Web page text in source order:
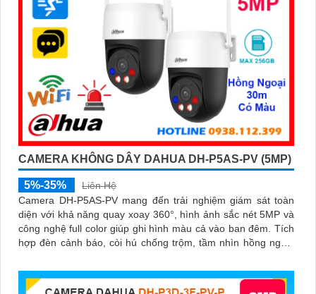
CAMERA KHÔNG DÂY DAHUA DH-P5AS-PV (5MP)
5%-35%
Liên Hệ
Camera DH-P5AS-PV mang đến trải nghiệm giám sát toàn
diện với khả năng quay xoay 360°, hình ảnh sắc nét 5MP và
công nghệ full color giúp ghi hình màu cả vào ban đêm. Tích
hợp đèn cảnh báo, còi hú chống trộm, tầm nhìn hồng ngoại
camera hoạt động ổn định trong mọi điều kiện